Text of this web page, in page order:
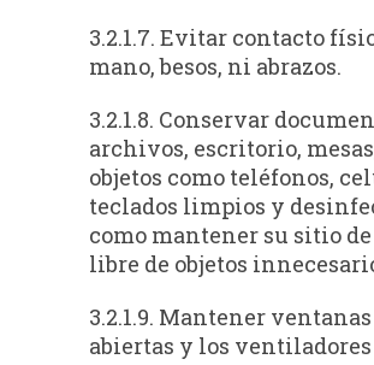
3.2.1.7. Evitar contacto
mano, besos, ni abrazos.
3.2.1.8. Conservar
archivos, escritorio,
objetos como teléfonos,
teclados limpios y
como mantener su sitio
libre de objetos
3.2.1.9. Mantener
abiertas y los ventiladores